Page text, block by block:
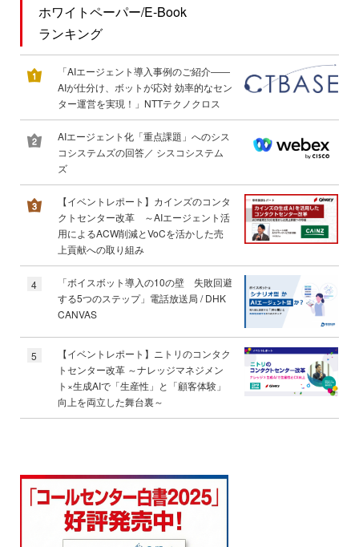
ホワイトペーパー/E-Book
ランキング
「AIエージェント導入事例のご紹介――
AIが仕分け、ボットが応対 効率的なセン
ター運営を実現！」NTTテクノクロス
AIエージェント化「重点課題」へのシス
コシステムズの回答／ シスコシステム
ズ
【イベントレポート】カインズのコンタ
クトセンター改革 ～AIエージェント活
用によるACW削減とVoCを活かした売
上貢献への取り組み
4
「ボイスボット導入の10の壁 失敗回避
する5つのステップ」電話放送局 / DHK
CANVAS
5
【イベントレポート】ニトリのコンタク
トセンター改革 ～ナレッジマネジメン
ト×生成AIで「生産性」と「顧客体験」
向上を両立した舞台裏～